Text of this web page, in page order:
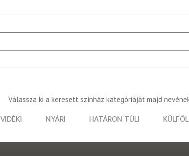
Válassza ki a keresett színház kategóriáját majd
VIDÉKI NYÁRI HATÁRON TÚLI